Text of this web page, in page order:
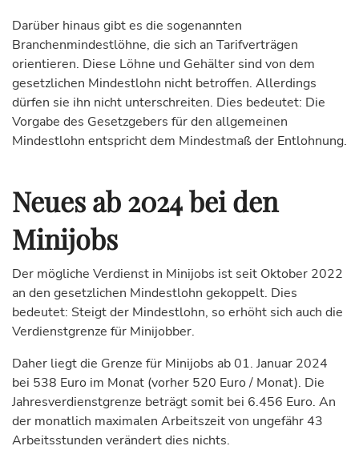
Darüber hinaus gibt es die sogenannten
Branchenmindestlöhne, die sich an Tarifverträgen
orientieren. Diese Löhne und Gehälter sind von dem
gesetzlichen Mindestlohn nicht betroffen. Allerdings
dürfen sie ihn nicht unterschreiten. Dies bedeutet: Die
Vorgabe des Gesetzgebers für den allgemeinen
Mindestlohn entspricht dem Mindestmaß der Entlohnung.
Neues ab 2024 bei den
Minijobs
Der mögliche Verdienst in Minijobs ist seit Oktober 2022
an den gesetzlichen Mindestlohn gekoppelt. Dies
bedeutet: Steigt der Mindestlohn, so erhöht sich auch die
Verdienstgrenze für Minijobber.
Daher liegt die Grenze für Minijobs ab 01. Januar 2024
bei 538 Euro im Monat (vorher 520 Euro / Monat). Die
Jahresverdienstgrenze beträgt somit bei 6.456 Euro. An
der monatlich maximalen Arbeitszeit von ungefähr 43
Arbeitsstunden verändert dies nichts.